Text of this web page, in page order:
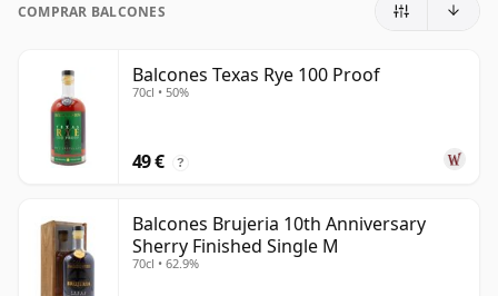
COMPRAR BALCONES
Balcones Texas Rye 100 Proof
70cl • 50%
49 € ?
Balcones Brujeria 10th Anniversary
Sherry Finished Single M
70cl • 62.9%